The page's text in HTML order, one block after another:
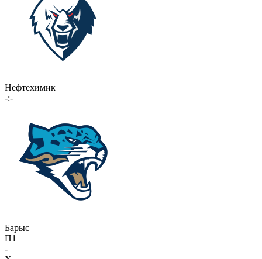
Нефтехимик
-:-
Барыс
П1
-